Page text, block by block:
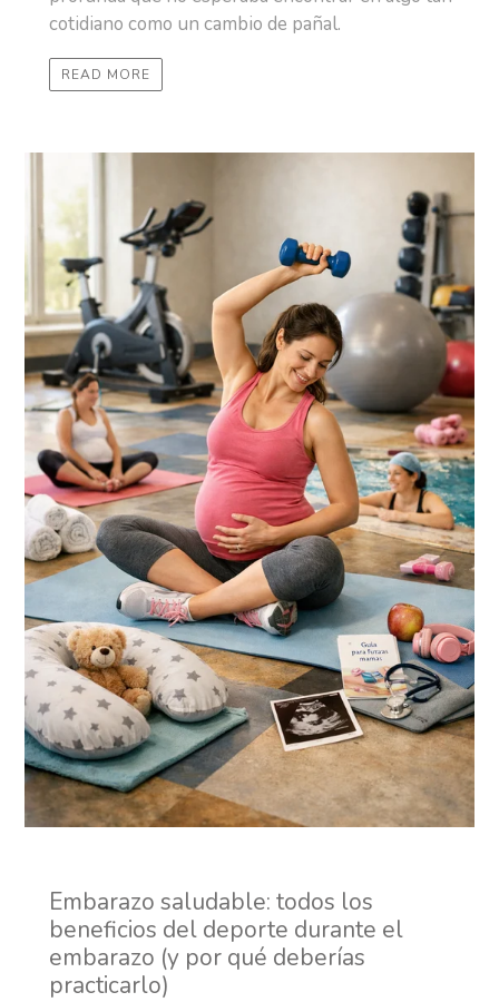
cotidiano como un cambio de pañal.
READ MORE
Embarazo saludable: todos los
beneficios del deporte durante el
embarazo (y por qué deberías
practicarlo)